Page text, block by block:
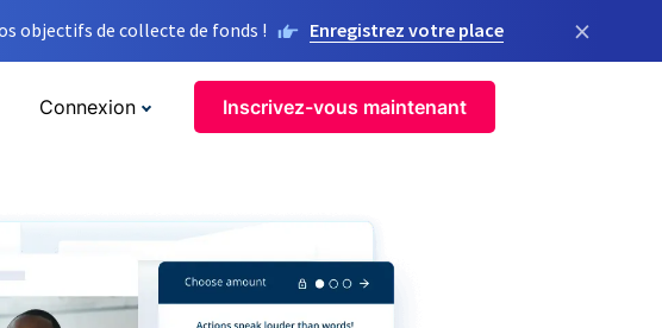
objectifs de collecte de fonds ! Enregistrez votre place ×
Connexion Inscrivez-vous maintenant